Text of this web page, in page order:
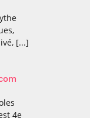
[...]
4e